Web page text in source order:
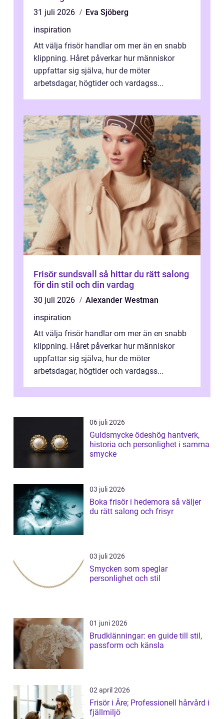
31 juli 2026
Eva Sjöberg
inspiration
Att välja frisör handlar om mer än en snabb
klippning. Håret påverkar hur människor
uppfattar sig själva, hur de möter
arbetsdagar, högtider och vardagss...
Frisör sundsvall så hittar du rätt salong
för din stil och din vardag
30 juli 2026
Alexander Westman
inspiration
Att välja frisör handlar om mer än en snabb
klippning. Håret påverkar hur människor
uppfattar sig själva, hur de möter
arbetsdagar, högtider och vardagss...
06 juli 2026
Guldsmycke ödeshög hantverk,
historia och personlighet i samma
smycke
03 juli 2026
Boka frisör i hedemora så väljer
du rätt salong och frisyr
03 juli 2026
Smycken som speglar
personlighet och stil
01 juni 2026
Brudklänningar: en guide till stil,
passform och känsla
02 april 2026
Frisör i Åre; Professionell hårvård i
fjällmiljö